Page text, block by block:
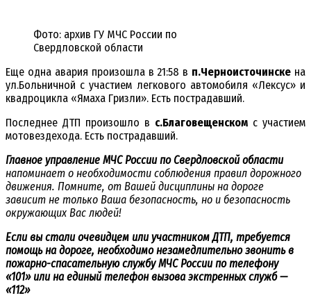
Фото: архив ГУ МЧС России по
Свердловской области
Еще одна авария произошла в 21:58 в п.Черноисточинске на
ул.Больничной с участием легкового автомобиля «Лексус» и
квадроцикла «Ямаха Гризли». Есть пострадавший.
Последнее ДТП произошло в с.Благовещенском с участием
мотовездехода. Есть пострадавший.
Главное управление МЧС России по Свердловской области
напоминает о необходимости соблюдения правил дорожного
движения. Помните, от Вашей дисциплины на дороге
зависит не только Ваша безопасность, но и безопасность
окружающих Вас людей!
Если вы стали очевидцем или участником ДТП, требуется
помощь на дороге, необходимо незамедлительно звонить в
пожарно-спасательную службу МЧС России по телефону
«101» или на единый телефон вызова экстренных служб —
«112»